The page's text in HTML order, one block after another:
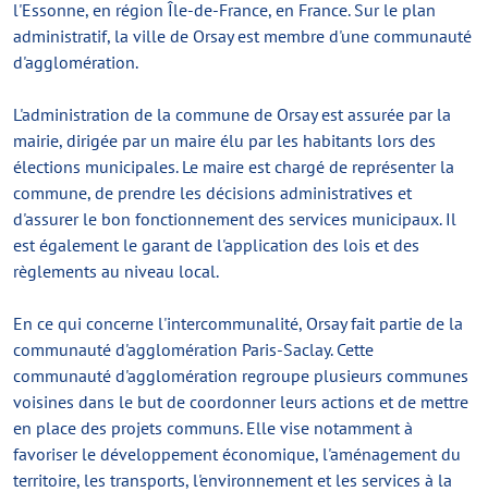
l'Essonne, en région Île-de-France, en France. Sur le plan
administratif, la ville de Orsay est membre d'une communauté
d'agglomération.
L'administration de la commune de Orsay est assurée par la
mairie, dirigée par un maire élu par les habitants lors des
élections municipales. Le maire est chargé de représenter la
commune, de prendre les décisions administratives et
d'assurer le bon fonctionnement des services municipaux. Il
est également le garant de l'application des lois et des
règlements au niveau local.
En ce qui concerne l'intercommunalité, Orsay fait partie de la
communauté d'agglomération Paris-Saclay. Cette
communauté d'agglomération regroupe plusieurs communes
voisines dans le but de coordonner leurs actions et de mettre
en place des projets communs. Elle vise notamment à
favoriser le développement économique, l'aménagement du
territoire, les transports, l'environnement et les services à la